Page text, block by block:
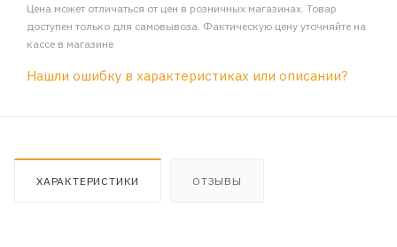
Цена может отличаться от цен в розничных магазинах. Товар
доступен только для самовывоза. Фактическую цену уточняйте на
кассе в магазине
Нашли ошибку в характеристиках или описании?
ХАРАКТЕРИСТИКИ ОТЗЫВЫ